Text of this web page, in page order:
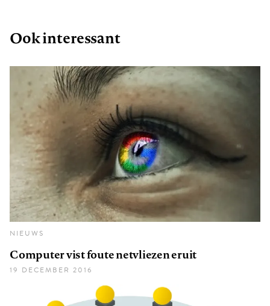
Ook interessant
NIEUWS
Computer vist foute netvliezen eruit
19 DECEMBER 2016